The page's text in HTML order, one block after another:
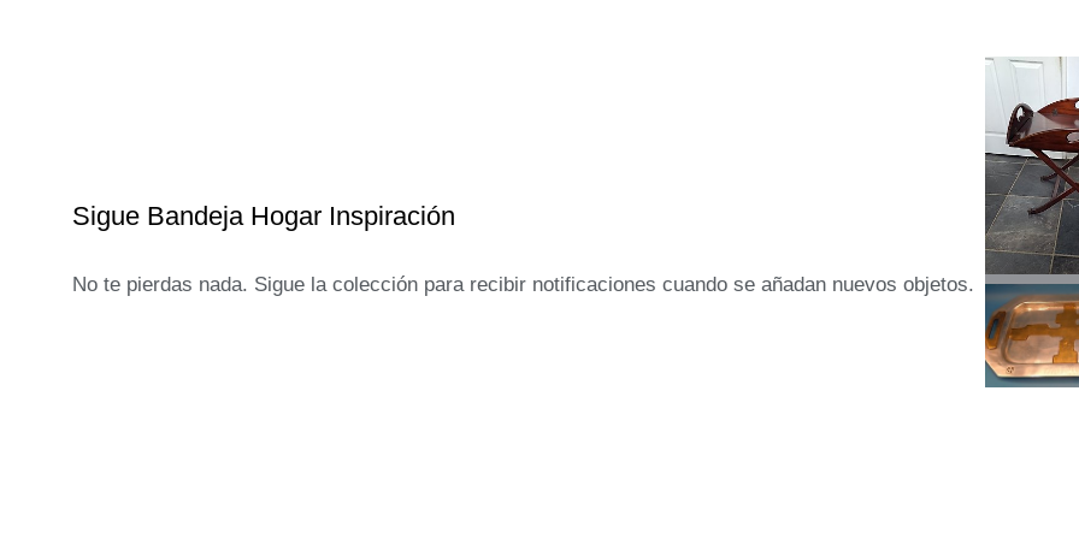
Sigue Bandeja Hogar Inspiración
No te pierdas nada. Sigue la colección para recibir notificaciones cuando se añadan nuevos objetos.